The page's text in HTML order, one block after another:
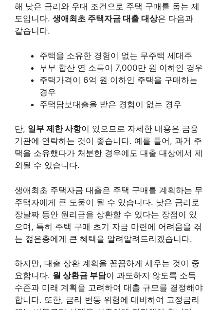
해 낮은 금리와 우대 조건으로 주택 구매를 돕는 제
도입니다. 생애최초 주택자금 대출 대상은 다음과
같습니다.
주택을 소유한 경험이 없는 무주택 세대주
부부 합산 연 소득이 7,000만 원 이하인 경우
주택가격이 6억 원 이하인 주택을 구매하는
경우
주택담보대출을 받은 경험이 없는 경우
단, 일부 제한 사항이 있으므로 자세한 내용은 금융
기관에 연락하는 것이 좋습니다. 예를 들어, 과거 주
택을 소유했다가 처분한 경우에도 대출 대상에서 제
외될 수 있습니다.
생애최초 주택자금 대출은 주택 구매를 계획하는 무
주택자에게 큰 도움이 될 수 있습니다. 낮은 금리로
장날짜 동안 원리금을 상환할 수 있다는 장점이 있
으며, 특히 주택 구매 초기 자금 마련에 어려움을 겪
는 젊은층에게 큰 혜택을 알려알려드리겠습니다.
하지만, 대출 상환 계획을 꼼꼼하게 세우는 것이 중
요합니다. 월 상환금 부담이 과도하지 않도록 소득
수준과 미래 계획을 고려하여 대출 규모를 결정해야
합니다. 또한, 금리 변동 위험에 대비하여 고정금리